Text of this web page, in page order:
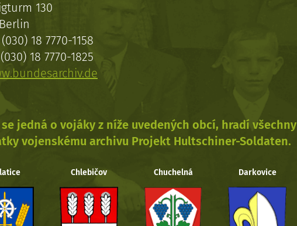
130
18 7770-1158
18 7770-1825
se jedná o vojáky z níže uvedených obcí, hradí všechny
vojenskému archivu Projekt Hultschiner-Soldaten.
Chlebičov Chuchelná Darkovice